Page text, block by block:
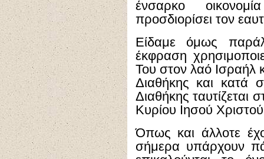
ένσαρκο
προσδιορίσει τον
Είδαμε όμως
έκφραση
Του στον λαό Ισραήλ
Διαθήκης και κατά
Διαθήκης
Κυρίου Ιησού
Όπως και άλλοτε
σήμερα υπάρχουν